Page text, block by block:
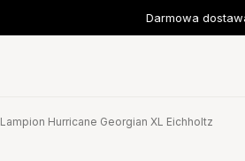
Darmowa
Lampion Hurricane Georgian XL Eichholtz